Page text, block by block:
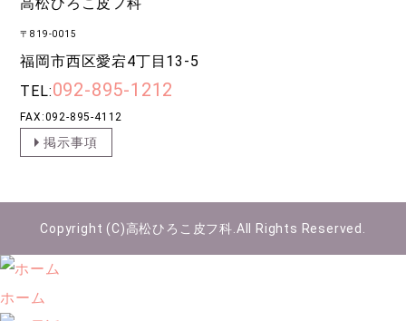
〒819-0015
福岡市西区愛宕4丁目13-5
TEL:092-895-1212
FAX:092-895-4112
掲示事項
Copyright (C)高松ひろこ皮フ科.All Rights Reserved.
ホーム